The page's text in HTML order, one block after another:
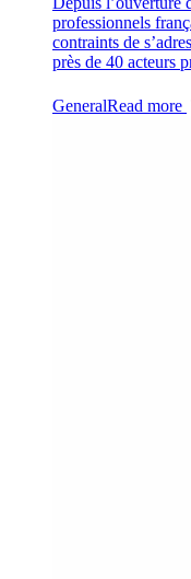
professionnels
contraints de
près de 40 acteurs
GeneralRead more